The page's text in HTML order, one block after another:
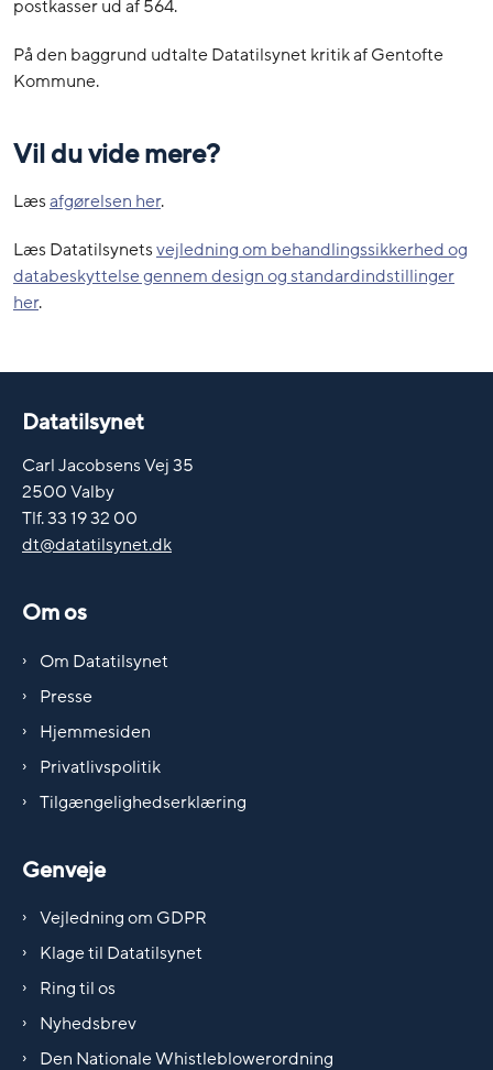
postkasser ud af 564.
På den baggrund udtalte Datatilsynet kritik af Gentofte
Kommune.
Vil du vide mere?
Læsafgørelsen her.
Læs Datatilsynetsvejledning om behandlingssikkerhed og
databeskyttelse gennem design og standardindstillinger
her.
Datatilsynet
Carl Jacobsens Vej 35
2500 Valby
Tlf. 33 19 32 00
dt@datatilsynet.dk
Om os
Om Datatilsynet
Presse
Hjemmesiden
Privatlivspolitik
Tilgængelighedserklæring
Genveje
Vejledning om GDPR
Klage til Datatilsynet
Ring til os
Nyhedsbrev
Den Nationale Whistleblowerordning